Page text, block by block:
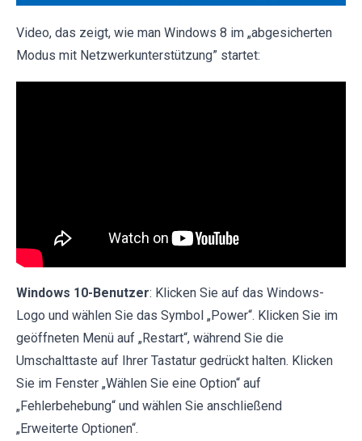
Video, das zeigt, wie man Windows 8 im „abgesicherten
Modus mit Netzwerkunterstützung” startet:
Windows 10-Benutzer: Klicken Sie auf das Windows-
Logo und wählen Sie das Symbol „Power“. Klicken Sie im
geöffneten Menü auf „Restart“, während Sie die
Umschalttaste auf Ihrer Tastatur gedrückt halten. Klicken
Sie im Fenster „Wählen Sie eine Option“ auf
„Fehlerbehebung“ und wählen Sie anschließend
„Erweiterte Optionen“.